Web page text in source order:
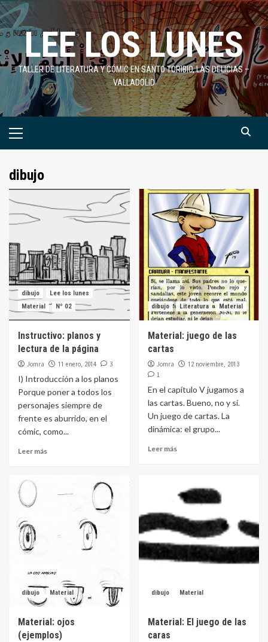
Saltar
al
contenidoLEE LOS LUNES
TALLER DE LITERATURA Y CÓMIC EN SANTO TORIBIO, LAS DELICIAS –
VALLADOLID
Menú
dibujo
dibujo
Lee los lunes
Material
Nº 02
Instructivo: planos y
lectura de la página
Jomra 11 enero, 2014 3
I) Introducción a los planos
Porque poner a todos los
personajes siempre de
frente es aburrido, en el
cómic, como...
Leer más
dibujo Literatura Material
Material: juego de las
cartas
Jomra 12 noviembre, 2013
1
En el capítulo V jugamos a
las cartas. Bueno, no y sí.
Un juego de cartas. La
dinámica: el grupo...
Leer más
dibujo Material
Material: ojos
(ejemplos)
dibujo Material
Material: El juego de las
caras